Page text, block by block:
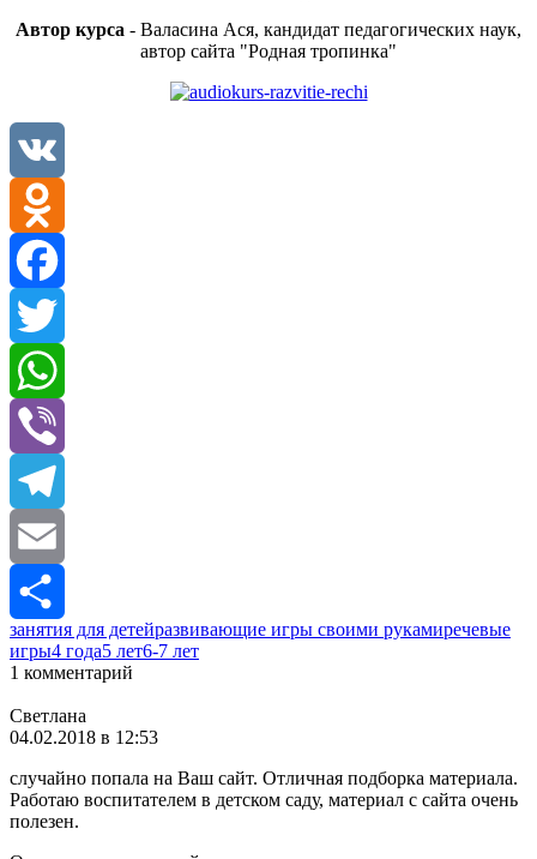
Автор курса - Валасина Ася, кандидат педагогических наук,
автор сайта "Родная тропинка"
VK
Odnoklassniki
Facebook
Twitter
WhatsApp
Viber
Telegram
Email
Отправить
занятия для детейразвивающие игры своими рукамиречевые
игры4 года5 лет6-7 лет
1 комментарий
Светлана
04.02.2018 в 12:53
случайно попала на Ваш сайт. Отличная подборка материала.
Работаю воспитателем в детском саду, материал с сайта очень
полезен.